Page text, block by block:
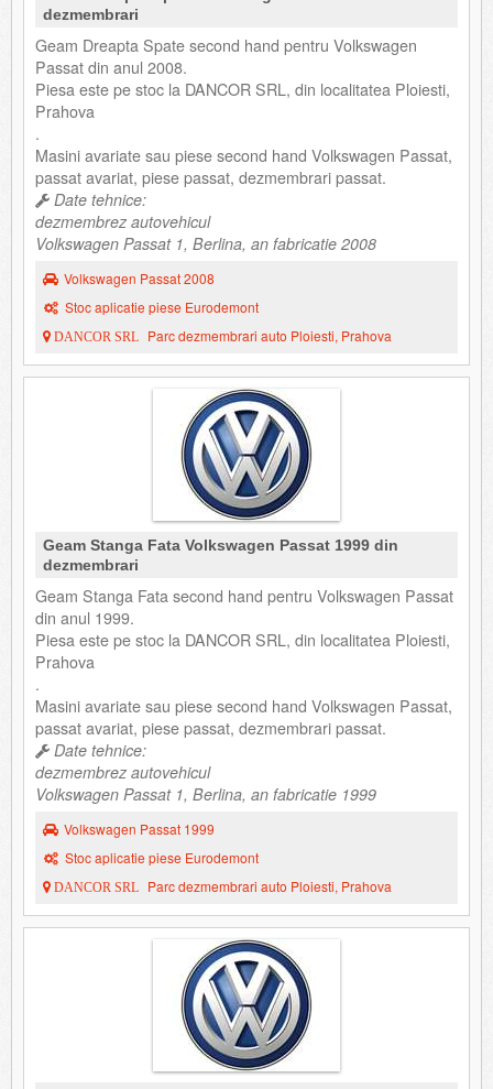
dezmembrari
Geam Dreapta Spate second hand pentru Volkswagen
Passat din anul 2008.
Piesa este pe stoc la DANCOR SRL, din localitatea Ploiesti,
Prahova
.
Masini avariate sau piese second hand Volkswagen Passat,
passat avariat, piese passat, dezmembrari passat.
Date tehnice:
dezmembrez autovehicul
Volkswagen Passat 1, Berlina, an fabricatie 2008
Volkswagen Passat 2008
Stoc aplicatie piese Eurodemont
DANCOR SRL Parc dezmembrari auto Ploiesti, Prahova
Geam Stanga Fata Volkswagen Passat 1999 din
dezmembrari
Geam Stanga Fata second hand pentru Volkswagen Passat
din anul 1999.
Piesa este pe stoc la DANCOR SRL, din localitatea Ploiesti,
Prahova
.
Masini avariate sau piese second hand Volkswagen Passat,
passat avariat, piese passat, dezmembrari passat.
Date tehnice:
dezmembrez autovehicul
Volkswagen Passat 1, Berlina, an fabricatie 1999
Volkswagen Passat 1999
Stoc aplicatie piese Eurodemont
DANCOR SRL Parc dezmembrari auto Ploiesti, Prahova